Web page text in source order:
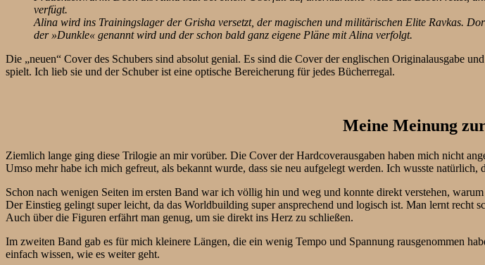
verfügt.
Alina wird ins Trainingslager der Grisha versetzt, der magischen und militärischen Elite Ravkas.
der »Dunkle« genannt wird und der schon bald ganz eigene Pläne mit Alina verfolgt.
Die „neuen“ Cover des Schubers sind absolut genial. Es sind die Cover der englischen Originalausgabe
spielt. Ich lieb sie und der Schuber ist eine optische Bereicherung für jedes Bücherregal.
Meine Meinung
Ziemlich lange ging diese Trilogie an mir vorüber. Die Cover der Hardcoverausgaben haben mich nicht
Umso mehr habe ich mich gefreut, als bekannt wurde, dass sie neu aufgelegt werden. Ich wusste
Schon nach wenigen Seiten im ersten Band war ich völlig hin und weg und konnte direkt verstehen,
Der Einstieg gelingt super leicht, da das Worldbuilding super ansprechend und logisch ist. Man lernt recht
Auch über die Figuren erfährt man genug, um sie direkt ins Herz zu schließen.
Im zweiten Band gab es für mich kleinere Längen, die ein wenig Tempo und Spannung rausgenommen
einfach wissen, wie es weiter geht.